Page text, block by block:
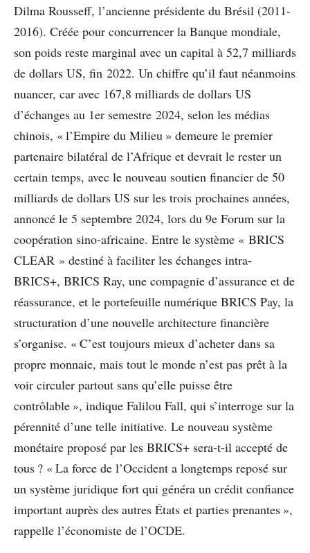
Dilma Rousseff, l’ancienne présidente du Brésil (2011-
2016). Créée pour concurrencer la Banque mondiale,
son poids reste marginal avec un capital à 52,7 milliards
de dollars US, fin 2022. Un chiffre qu’il faut néanmoins
nuancer, car avec 167,8 milliards de dollars US
d’échanges au 1er semestre 2024, selon les médias
chinois, « l’Empire du Milieu » demeure le premier
partenaire bilatéral de l’Afrique et devrait le rester un
certain temps, avec le nouveau soutien financier de 50
milliards de dollars US sur les trois prochaines années,
annoncé le 5 septembre 2024, lors du 9e Forum sur la
coopération sino-africaine. Entre le système « BRICS
CLEAR » destiné à faciliter les échanges intra-
BRICS+, BRICS Ray, une compagnie d’assurance et de
réassurance, et le portefeuille numérique BRICS Pay, la
structuration d’une nouvelle architecture financière
s’organise. « C’est toujours mieux d’acheter dans sa
propre monnaie, mais tout le monde n’est pas prêt à la
voir circuler partout sans qu’elle puisse être
contrôlable », indique Falilou Fall, qui s’interroge sur la
pérennité d’une telle initiative. Le nouveau système
monétaire proposé par les BRICS+ sera-t-il accepté de
tous ? « La force de l’Occident a longtemps reposé sur
un système juridique fort qui généra un crédit confiance
important auprès des autres États et parties prenantes »,
rappelle l’économiste de l’OCDE.